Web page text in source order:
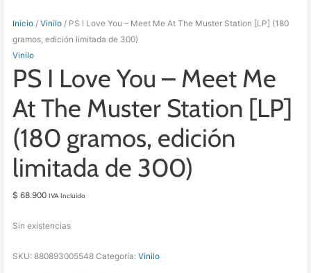
Inicio /Vinilo / PS I Love You – Meet Me At The Muster Station [LP] (180
gramos, edición limitada de 300)
Vinilo
PS I Love You – Meet Me
At The Muster Station [LP]
(180 gramos, edición
limitada de 300)
$ 68.900 IVA Incluido
Sin existencias
SKU:880893005548 Categoría:Vinilo